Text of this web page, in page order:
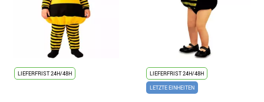
LIEFERFRIST 24H/48H
LIEFERFRIST 24H/48H
LETZTE EINHEITEN